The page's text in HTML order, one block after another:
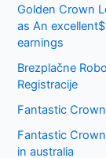
h
f
r
:
Golden Crown
as An
earnings
Brezplačne
Registracije
Fantastic
Fantastic
in australia